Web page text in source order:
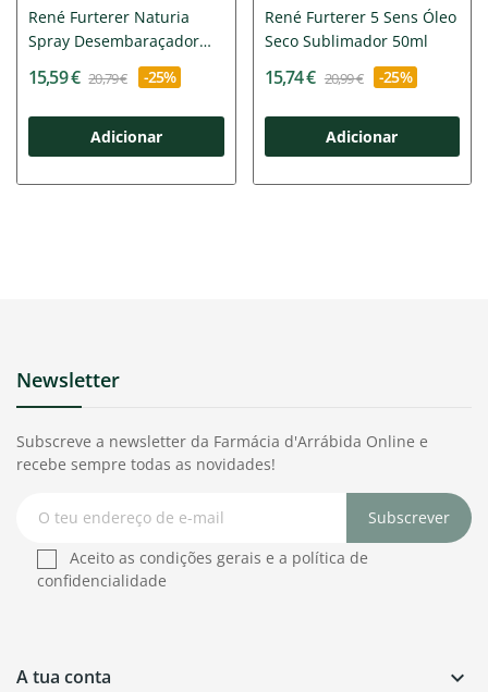
René Furterer Naturia
Spray Desembaraçador
15,59 € 20,79 € -25%
Adicionar
René Furterer 5 Sens Óleo
Seco Sublimador 50ml
15,74 € 20,99 € -25%
Adicionar
A tua conta 
Newsletter
Subscreve a newsletter da Farmácia d'Arrábida Online e
recebe sempre todas as novidades!
Subscrever
Aceito as condições gerais e a política de
confidencialidade